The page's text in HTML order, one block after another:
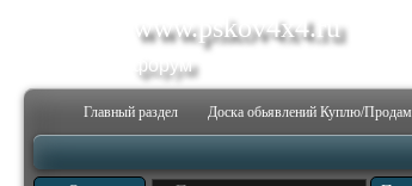
www.pskov4x4.ru
форум
Главный раздел Доска обьявлений Куплю/Продам